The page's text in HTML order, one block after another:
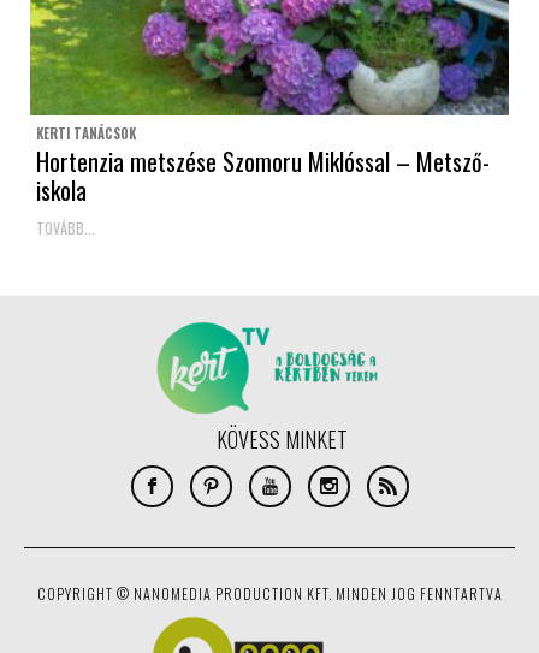
KERTI TANÁCSOK
Hortenzia metszése Szomoru Miklóssal – Metsző-
iskola
TOVÁBB...
KÖVESS MINKET
COPYRIGHT © NANOMEDIA PRODUCTION KFT. MINDEN JOG FENNTARTVA